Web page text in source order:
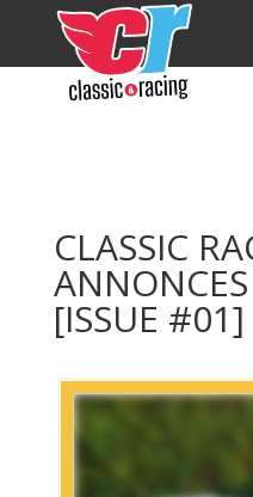
CLASSIC
[ISSUE #01]